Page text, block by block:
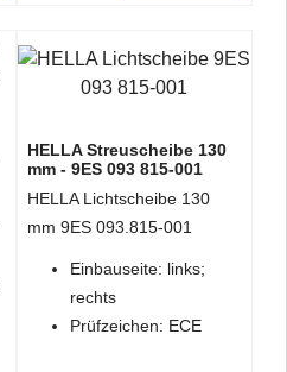
HELLA Streuscheibe 130
mm - 9ES 093 815-001
HELLA Lichtscheibe 130
mm 9ES 093.815-001
Einbauseite: links;
rechts
Prüfzeichen: ECE